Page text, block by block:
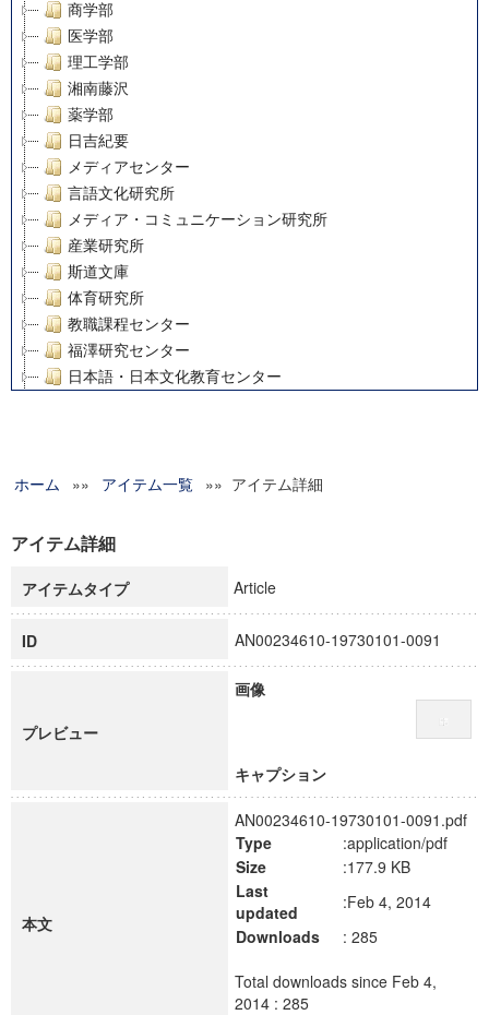
商学部
医学部
理工学部
湘南藤沢
薬学部
日吉紀要
メディアセンター
言語文化研究所
メディア・コミュニケーション研究所
産業研究所
斯道文庫
体育研究所
教職課程センター
福澤研究センター
日本語・日本文化教育センター
グローバルリサーチインスティテュート
科学研究費補助金研究成果報告書
慶應義塾大学グローバルCOEプログラム市民社会ガバナンス
慶應義塾大学グローバルCOEプログラム論理と感性の先端的
博士課程教育リーディングプログラム「超成熟社会発展のサ
学術雑誌掲載論文等(8)
ホーム »» アイテム一覧 »» アイテム詳細
アイテム詳細
アイテムタイプ Article
ID AN00234610-19730101-0091
プレビュー
画像
キャプション
本文
AN00234610-19730101-0091.pdf
Type
:application/pdf
Size
:177.9 KB
Last
updated
:Feb 4, 2014
Downloads
: 285
Total downloads since Feb 4,
2014 : 285